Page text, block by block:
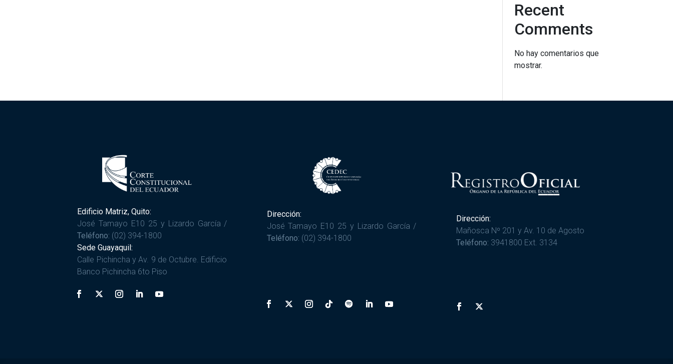
Recent
Comments
No hay comentarios que
mostrar.
Edificio Matriz, Quito:
José Tamayo E10 25 y Lizardo García /
Teléfono: (02) 394-1800
Sede Guayaquil:
Calle Pichincha y Av. 9 de Octubre. Edificio
Banco Pichincha 6to Piso
Dirección:
José Tamayo E10 25 y Lizardo García /
Teléfono: (02) 394-1800
Dirección:
Mañosca Nº 201 y Av. 10 de Agosto
Teléfono: 3941800 Ext. 3134